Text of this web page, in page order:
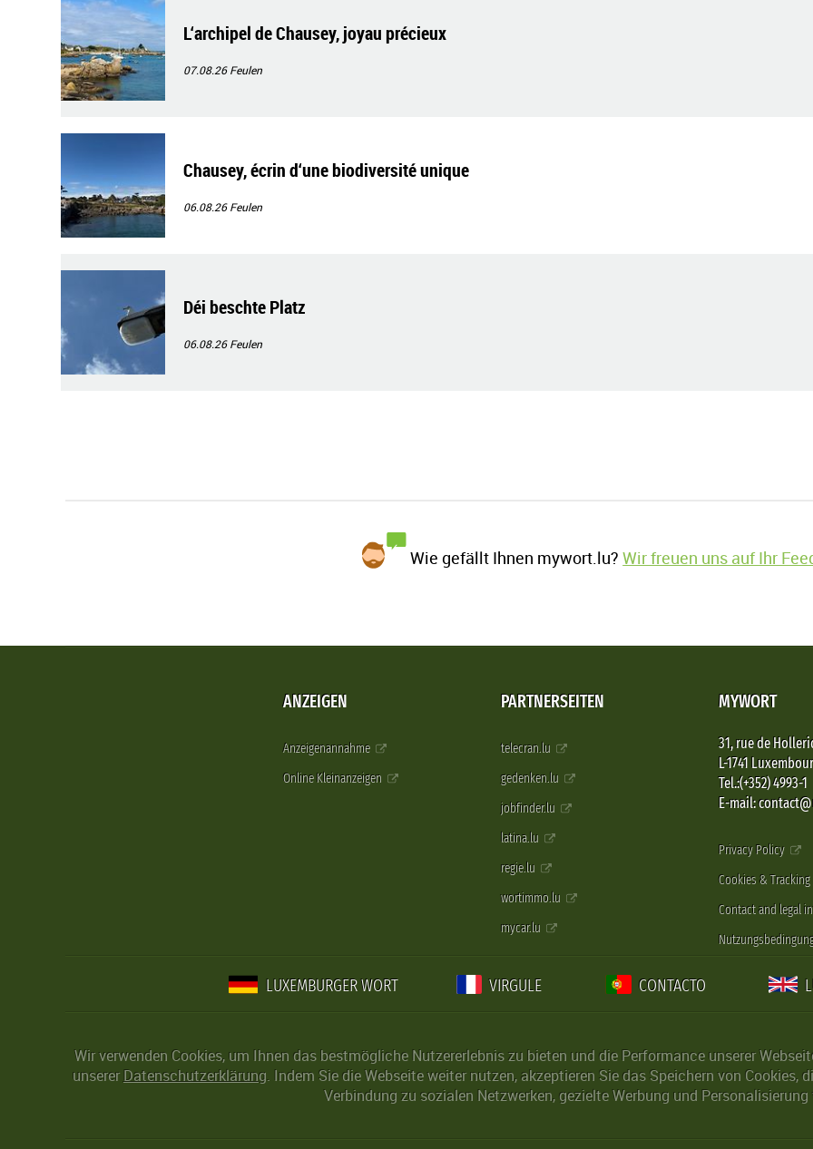
L‘archipel de Chausey, joyau précieux
07.08.26Feulen
Chausey, écrin d‘une biodiversité unique
06.08.26Feulen
Déi beschte Platz
06.08.26Feulen
Wie gefällt Ihnen mywort.lu?Wir freuen uns auf Ihr
ANZEIGEN
Anzeigenannahme
Online Kleinanzeigen
PARTNERSEITEN
telecran.lu
gedenken.lu
jobfinder.lu
latina.lu
regie.lu
wortimmo.lu
mycar.lu
MYWORT
31, rue de
L-1741
Tel.:(+352) 4993-1
E-mail:
Privacy Policy
Cookies & Tracking
Contact and legal
LUXEMBURGER WORT VIRGULE CONTACTO
Wir verwenden Cookies, um Ihnen das bestmögliche Nutzererlebnis zu bieten und die Performance unserer
unserer Datenschutzerklärung. Indem Sie die Webseite weiter nutzen, akzeptieren Sie das Speichern von
Verbindung zu sozialen Netzwerken, gezielte Werbung und